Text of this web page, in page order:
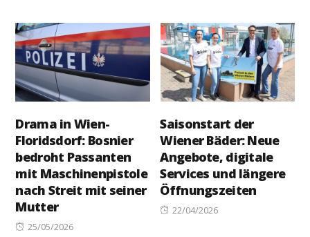
Drama in Wien-
Floridsdorf: Bosnier
bedroht Passanten
mit Maschinenpistole
nach Streit mit seiner
Mutter
Posted
25/05/2026
Saisonstart der
Wiener Bäder: Neue
Angebote, digitale
Services und längere
Öffnungszeiten
Posted
22/04/2026